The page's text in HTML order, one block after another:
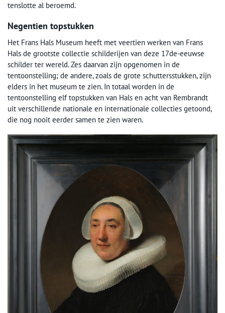
tenslotte al beroemd.
Negentien topstukken
Het Frans Hals Museum heeft met veertien werken van Frans
Hals de grootste collectie schilderijen van deze 17de-eeuwse
schilder ter wereld. Zes daarvan zijn opgenomen in de
tentoonstelling; de andere, zoals de grote schuttersstukken, zijn
elders in het museum te zien. In totaal worden in de
tentoonstelling elf topstukken van Hals en acht van Rembrandt
uit verschillende nationale en internationale collecties getoond,
die nog nooit eerder samen te zien waren.